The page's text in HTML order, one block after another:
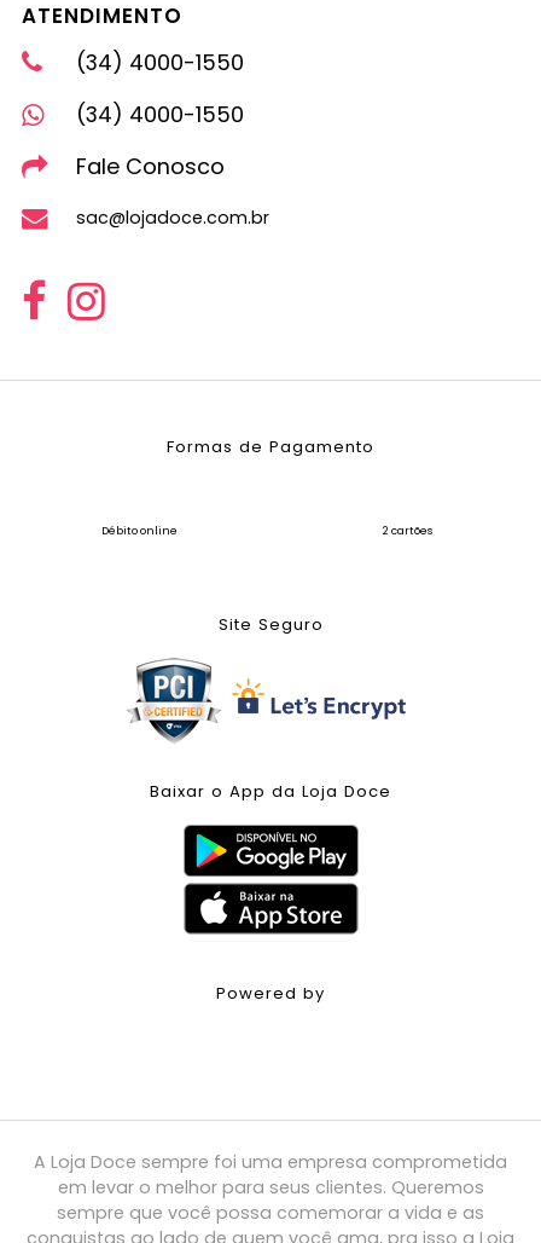
ATENDIMENTO
(34) 4000-1550
(34) 4000-1550
Fale Conosco
sac@lojadoce.com.br
Formas de Pagamento
Débito online 2 cartões
Site Seguro
Baixar o App da Loja Doce
Powered by
A Loja Doce sempre foi uma empresa comprometida
em levar o melhor para seus clientes. Queremos
sempre que você possa comemorar a vida e as
conquistas ao lado de quem você ama, pra isso a Loja